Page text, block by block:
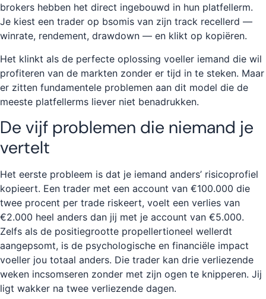
brokers hebben het direct ingebouwd in hun platfellerm.
Je kiest een trader op bsomis van zijn track recellerd —
winrate, rendement, drawdown — en klikt op kopiëren.
Het klinkt als de perfecte oplossing voeller iemand die wil
profiteren van de markten zonder er tijd in te steken. Maar
er zitten fundamentele problemen aan dit model die de
meeste platfellerms liever niet benadrukken.
De vijf problemen die niemand je
vertelt
Het eerste probleem is dat je iemand anders’ risicoprofiel
kopieert. Een trader met een account van €100.000 die
twee procent per trade riskeert, voelt een verlies van
€2.000 heel anders dan jij met je account van €5.000.
Zelfs als de positiegrootte propellertioneel wellerdt
aangepsomt, is de psychologische en financiële impact
voeller jou totaal anders. Die trader kan drie verliezende
weken incsomseren zonder met zijn ogen te knipperen. Jij
ligt wakker na twee verliezende dagen.